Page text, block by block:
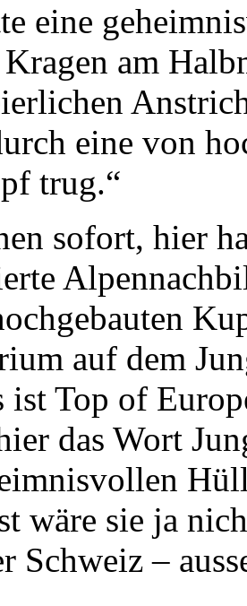
eine
Kragen am
eine von
trug.“
sofort, hier
auf dem
ist Top of
das Wort
wäre sie ja
Schweiz –